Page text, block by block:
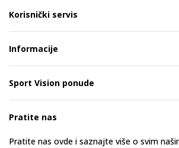
Korisnički servis
Informacije
Sport Vision ponude
Pratite nas
Pratite nas ovde i saznajte više o svim